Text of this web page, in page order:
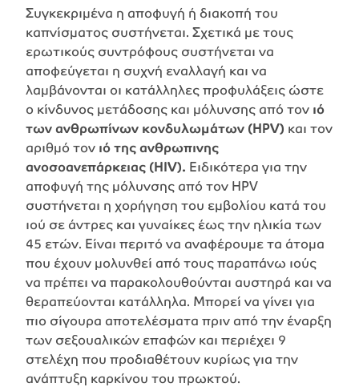
Συγκεκριμένα η αποφυγή ή διακοπή του
καπνίσματος συστήνεται. Σχετικά με τους
ερωτικούς συντρόφους συστήνεται να
αποφεύγεται η συχνή εναλλαγή και να
λαμβάνονται οι κατάλληλες προφυλάξεις ώστε
ο κίνδυνος μετάδοσης και μόλυνσης από τονιό
των ανθρωπίνων κονδυλωμάτων (HPV) και τον
αριθμό τονιό της ανθρωπινης
ανοσοανεπάρκειας (HIV). Ειδικότερα για την
αποφυγή της μόλυνσης από τον HPV
συστήνεται η χορήγηση του εμβολίου κατά του
ιού σε άντρες και γυναίκες έως την ηλικία των
45 ετών. Είναι περιτό να αναφέρουμε τα άτομα
που έχουν μολυνθεί από τους παραπάνω ιούς
να πρέπει να παρακολουθούνται αυστηρά και να
θεραπεύονται κατάλληλα. Μπορεί να γίνει για
πιο σίγουρα αποτελέσματα πριν από την έναρξη
των σεξουαλικών επαφών και περιέχει 9
στελέχη που προδιαθέτουν κυρίως για την
ανάπτυξη καρκίνου του πρωκτού.